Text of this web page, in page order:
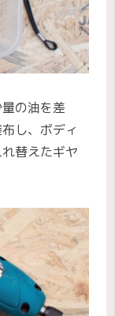
の油を差
し、ボディ
替えたギヤ